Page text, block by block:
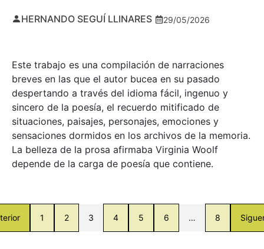
HERNANDO SEGUÍ LLINARES 29/05/2026
Este trabajo es una compilación de narraciones
breves en las que el autor bucea en su pasado
despertando a través del idioma fácil, ingenuo y
sincero de la poesía, el recuerdo mitificado de
situaciones, paisajes, personajes, emociones y
sensaciones dormidos en los archivos de la memoria.
La belleza de la prosa afirmaba Virginia Woolf
depende de la carga de poesía que contiene.
1 2 3 4 5 6 … 8